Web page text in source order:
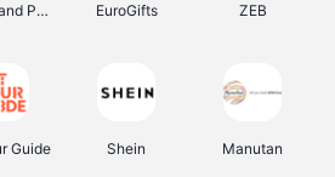
Disneyland Paris EuroGifts ZEB
Guide Shein Manutan